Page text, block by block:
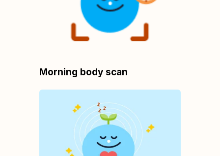
Morning body scan